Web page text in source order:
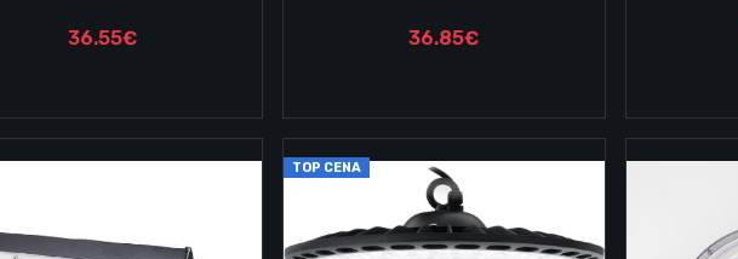
36.55€ 36.85€
TOP CENA